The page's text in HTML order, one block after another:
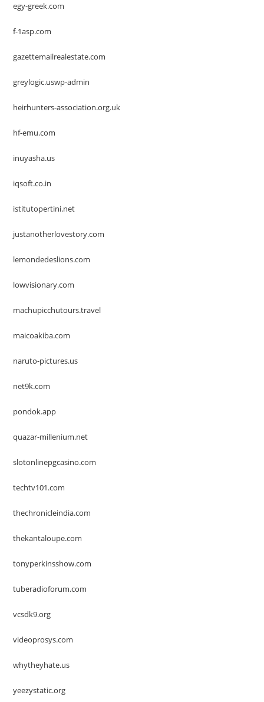
egy-greek.com
f-1asp.com
gazettemailrealestate.com
greylogic.uswp-admin
heirhunters-association.org.uk
hf-emu.com
inuyasha.us
iqsoft.co.in
istitutopertini.net
justanotherlovestory.com
lemondedeslions.com
lowvisionary.com
machupicchutours.travel
maicoakiba.com
naruto-pictures.us
net9k.com
pondok.app
quazar-millenium.net
slotonlinepgcasino.com
techtv101.com
thechronicleindia.com
thekantaloupe.com
tonyperkinsshow.com
tuberadioforum.com
vcsdk9.org
videoprosys.com
whytheyhate.us
yeezystatic.org